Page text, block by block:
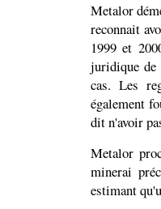
Metalor
reconnait
1999 et
juridique de
cas. Les
également
dit n'avoir
Metalor
minerai
estimant